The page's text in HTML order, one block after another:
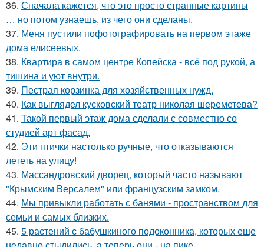
36. Сначала кажется, что это просто странные картины
… но потом узнаешь, из чего они сделаны.
37. Меня пустили пофотографировать на первом этаже
дома елисеевых.
38. Квартира в самом центре Копейска - всё под рукой, а
тишина и уют внутри.
39. Пестрая корзинка для хозяйственных нужд.
40. Как выглядел кусковский театр николая шереметева?
41. Такой первый этаж дома сделали с совместно со
студией арт фасад.
42. Эти птички настолько ручные, что отказываются
лететь на улицу!
43. Массандровский дворец, который часто называют
"Крымским Версалем" или французским замком.
44. Мы привыкли работать с банями - пространством для
семьи и самых близких.
45. 5 растений с бабушкиного подоконника, которых еще